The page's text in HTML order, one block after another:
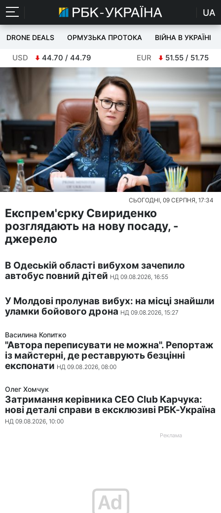
UA
DRONE DEALS ОРМУЗЬКА ПРОТОКА ВІЙНА В УКРАЇНІ
USD 44.70 / 44.79 EUR 51.55 / 51.75
СЬОГОДНІ, 09 СЕРПНЯ, 17:34
Експрем'єрку Свириденко
розглядають на нову посаду, -
джерело
В Одеській області вибухом зачепило
автобус повний дітей НД 09.08.2026, 16:55
У Молдові пролунав вибух: на місці знайшли
уламки бойового дрона НД 09.08.2026, 15:27
Василина Копитко
"Автора переписувати не можна". Репортаж
із майстерні, де реставрують безцінні
експонати НД 09.08.2026, 08:00
Олег Хомчук
Затримання керівника CEO Club Карчука:
нові деталі справи в ексклюзиві РБК-Україна
НД 09.08.2026, 10:00